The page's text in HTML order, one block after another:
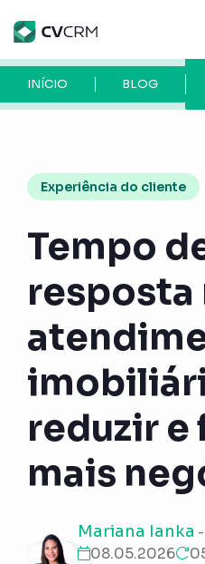
BLOG
INÍCIO
Experiência do cliente
Tempo
resposta
reduzir e
mais
Mariana Ianka
08.05.2026